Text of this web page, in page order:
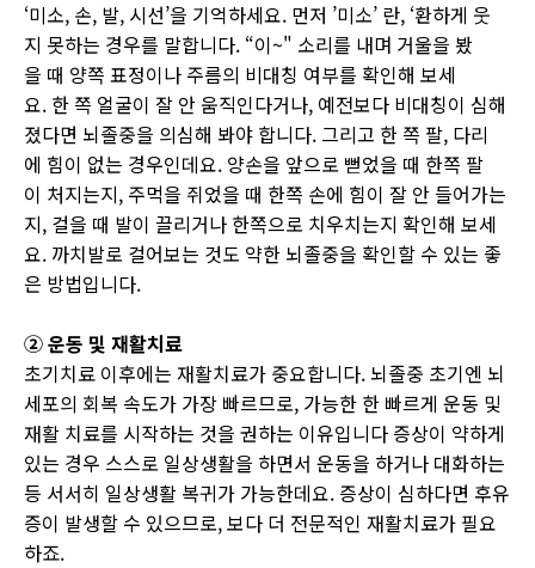
‘미소, 손, 발, 시선’을 기억하세요. 먼저 ’미소’ 란, ‘환하게 웃
지 못하는 경우를 말합니다. “이~" 소리를 내며 거울을 봤
을 때 양쪽 표정이나 주름의 비대칭 여부를 확인해 보세
요. 한 쪽 얼굴이 잘 안 움직인다거나, 예전보다 비대칭이 심해
졌다면 뇌졸중을 의심해 봐야 합니다. 그리고 한 쪽 팔, 다리
에 힘이 없는 경우인데요. 양손을 앞으로 뻗었을 때 한쪽 팔
이 처지는지, 주먹을 쥐었을 때 한쪽 손에 힘이 잘 안 들어가는
지, 걸을 때 발이 끌리거나 한쪽으로 치우치는지 확인해 보세
요. 까치발로 걸어보는 것도 약한 뇌졸중을 확인할 수 있는 좋
은 방법입니다.
②운동 및 재활치료
초기치료 이후에는 재활치료가 중요합니다. 뇌졸중 초기엔 뇌
세포의 회복 속도가 가장 빠르므로, 가능한 한 빠르게 운동 및
재활 치료를 시작하는 것을 권하는 이유입니다 증상이 약하게
있는 경우 스스로 일상생활을 하면서 운동을 하거나 대화하는
등 서서히 일상생활 복귀가 가능한데요. 증상이 심하다면 후유
증이 발생할 수 있으므로,보다 더 전문적인 재활치료가 필요
하죠.